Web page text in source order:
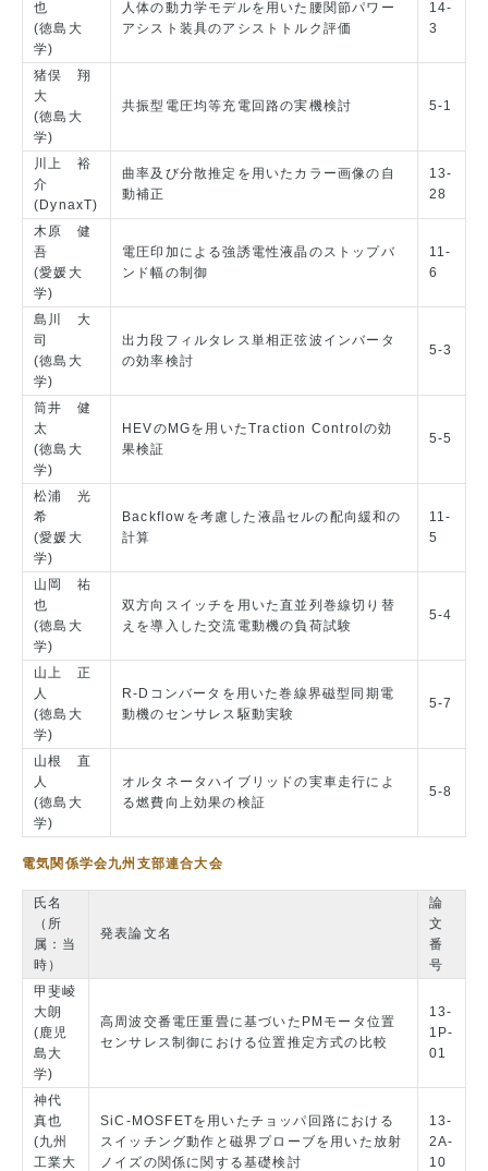
也
(徳島大
学)
人体の動力学モデルを用いた腰関節パワー
アシスト装具のアシストトルク評価
14-
3
猪俣 翔
大
(徳島大
学)
共振型電圧均等充電回路の実機検討 5-1
川上 裕
介
(DynaxT)
曲率及び分散推定を用いたカラー画像の自
動補正
13-
28
木原 健
吾
(愛媛大
学)
電圧印加による強誘電性液晶のストップバ
ンド幅の制御
11-
6
島川 大
司
(徳島大
学)
出力段フィルタレス単相正弦波インバータ
の効率検討
5-3
筒井 健
太
(徳島大
学)
HEVのMGを用いたTraction Controlの効
果検証
5-5
松浦 光
希
(愛媛大
学)
Backflowを考慮した液晶セルの配向緩和の
計算
11-
5
山岡 祐
也
(徳島大
学)
双方向スイッチを用いた直並列巻線切り替
えを導入した交流電動機の負荷試験
5-4
山上 正
人
(徳島大
学)
R-Dコンバータを用いた巻線界磁型同期電
動機のセンサレス駆動実験
5-7
山根 直
人
(徳島大
学)
オルタネータハイブリッドの実車走行によ
る燃費向上効果の検証
5-8
電気関係学会九州支部連合大会
氏名
（所
属：当
時）
発表論文名
論
文
番
号
甲斐崚
大朗
(鹿児
島大
学)
高周波交番電圧重畳に基づいたPMモータ位置
センサレス制御における位置推定方式の比較
13-
1P-
01
神代
真也
(九州
工業大
SiC-MOSFETを用いたチョッパ回路における
スイッチング動作と磁界プローブを用いた放射
ノイズの関係に関する基礎検討
13-
2A-
10